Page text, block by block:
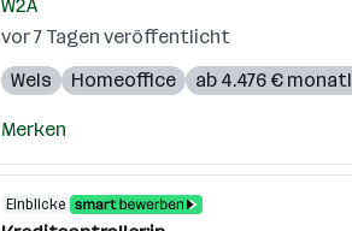
W2A
vor 7 Tagen veröffentlicht
Wels
Homeoffice ab 4.476 €
Merken
Einblicke